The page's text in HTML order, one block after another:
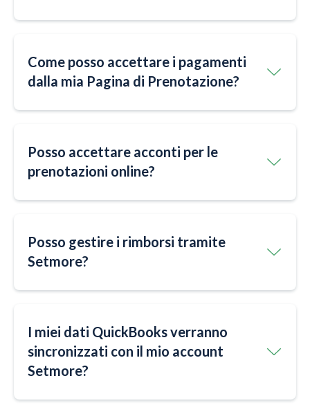
Come posso accettare i pagamenti
dalla mia Pagina di Prenotazione?
Posso accettare acconti per le
prenotazioni online?
Posso gestire i rimborsi tramite
Setmore?
I miei dati QuickBooks verranno
sincronizzati con il mio account
Setmore?